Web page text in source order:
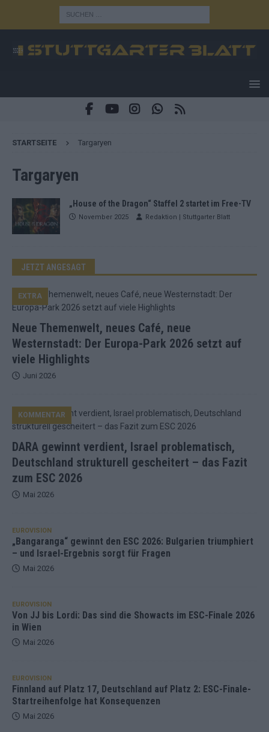
STARTSEITE Targaryen
Targaryen
„House of the Dragon“ Staffel 2 startet im Free-TV
November 2025 Redaktion | Stuttgarter Blatt
JETZT ANGESAGT
Neue Themenwelt, neues Café, neue
Westernstadt: Der Europa-Park 2026 setzt auf
viele Highlights
EXTRA
Juni 2026
DARA gewinnt verdient, Israel problematisch,
Deutschland strukturell gescheitert – das Fazit
zum ESC 2026
KOMMENTAR
Mai 2026
EUROVISION
„Bangaranga“ gewinnt den ESC 2026: Bulgarien triumphiert
– und Israel-Ergebnis sorgt für Fragen
Mai 2026
EUROVISION
Von JJ bis Lordi: Das sind die Showacts im ESC-Finale 2026
in Wien
Mai 2026
EUROVISION
Finnland auf Platz 17, Deutschland auf Platz 2: ESC-Finale-
Startreihenfolge hat Konsequenzen
Mai 2026